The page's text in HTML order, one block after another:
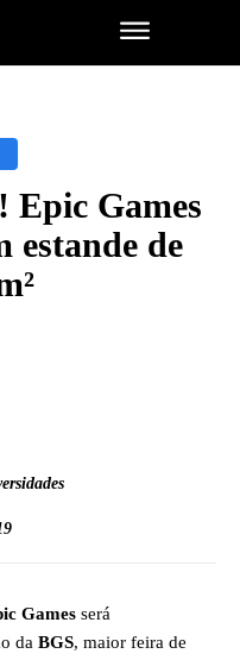
Epic Games
estande de
Games será
da BGS, maior feira de